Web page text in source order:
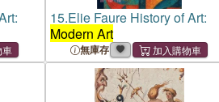
15.Elie Faure History of Art:
Modern Art
無庫存